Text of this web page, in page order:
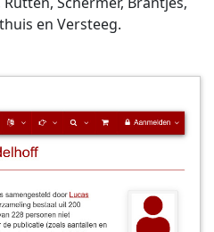
en Versteeg.